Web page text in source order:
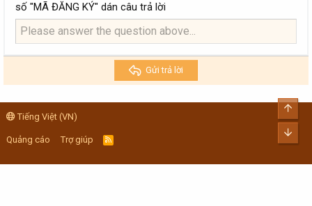
số "MÃ ĐĂNG KÝ" dán câu trả lời
Gửi trả lời
Tiếng Việt (VN)
Quảng cáo Trợ giúp
R
Top